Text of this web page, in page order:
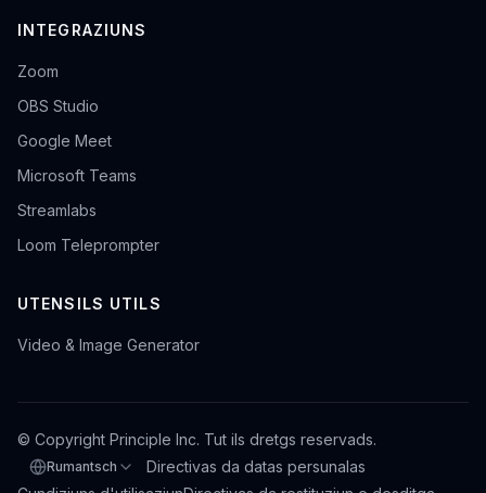
INTEGRAZIUNS
Zoom
OBS Studio
Google Meet
Microsoft Teams
Streamlabs
Loom Teleprompter
UTENSILS UTILS
Video & Image Generator
© Copyright Principle Inc. Tut ils dretgs reservads.
Tscherner la lingua
Rumantsch
Directivas da datas persunalas